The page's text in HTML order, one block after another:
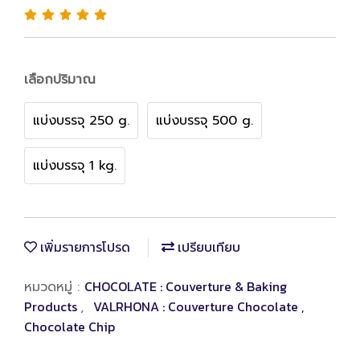
เลือกปริมาณ
แบ่งบรรจุ 250 g. แบ่งบรรจุ 500 g.
แบ่งบรรจุ 1 kg.
เพิ่มรายการโปรด เปรียบเทียบ
หมวดหมู่ : CHOCOLATE : Couverture & Baking
Products , VALRHONA : Couverture Chocolate ,
Chocolate Chip